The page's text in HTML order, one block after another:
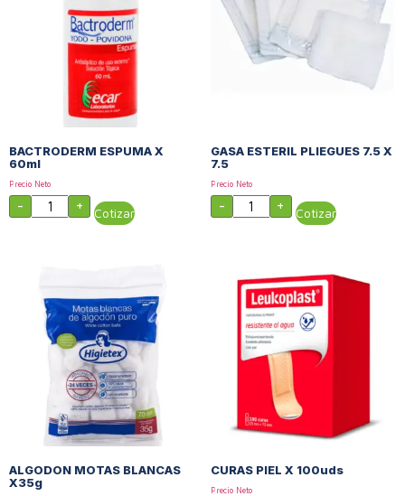
BACTRODERM ESPUMA X
60ml
Precio Neto
- + Cotizar
GASA ESTERIL PLIEGUES 7.5 X
7.5
Precio Neto
- + Cotizar
ALGODON MOTAS BLANCAS
X35g
CURAS PIEL X 100uds
Precio Neto